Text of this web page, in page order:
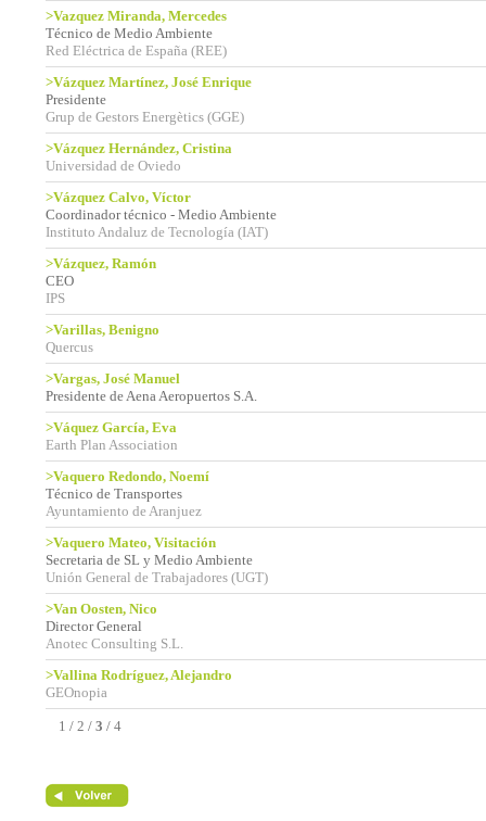
>Vazquez Miranda, Mercedes
Técnico de Medio Ambiente
Red Eléctrica de España (REE)
>Vázquez Martínez, José Enrique
Presidente
Grup de Gestors Energètics (GGE)
>Vázquez Hernández, Cristina
Universidad de Oviedo
>Vázquez Calvo, Víctor
Coordinador técnico - Medio Ambiente
Instituto Andaluz de Tecnología (IAT)
>Vázquez, Ramón
CEO
IPS
>Varillas, Benigno
Quercus
>Vargas, José Manuel
Presidente de Aena Aeropuertos S.A.
>Váquez García, Eva
Earth Plan Association
>Vaquero Redondo, Noemí
Técnico de Transportes
Ayuntamiento de Aranjuez
>Vaquero Mateo, Visitación
Secretaria de SL y Medio Ambiente
Unión General de Trabajadores (UGT)
>Van Oosten, Nico
Director General
Anotec Consulting S.L.
>Vallina Rodríguez, Alejandro
GEOnopia
1 / 2 / 3 / 4